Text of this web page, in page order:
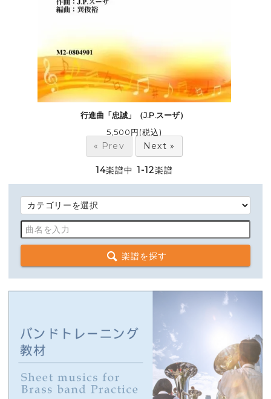
行進曲「忠誠」（J.P.スーザ）
5,500円(税込)
« Prev Next »
14楽譜中 1-12楽譜
楽譜を探す